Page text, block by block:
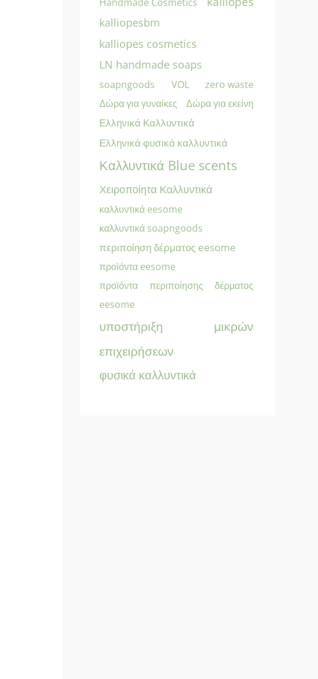
kalliopesbm
kalliopes cosmetics
LN handmade soaps
soapngoods VOL zero waste
Δώρα για γυναίκες Δώρα για εκείνη
Ελληνικά Καλλυντικά
Ελληνικά φυσικά καλλυντικά
Καλλυντικά Blue scents
Χειροποίητα Καλλυντικά
καλλυντικά eesome
καλλυντικά soapngoods
περιποίηση δέρματος eesome
προϊόντα eesome
προϊόντα περιποίησης δέρματος
eesome
υποστήριξη μικρών
επιχειρήσεων
φυσικά καλλυντικά